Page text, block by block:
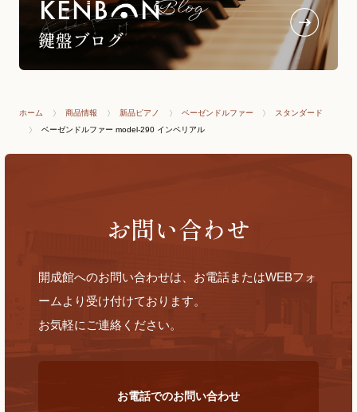
ホーム 商品情報 新品ピアノ ベーゼンドルファー
スタンダード
ベーゼンドルファー model-290 インペリアル
お問い合わせ
開成館へのお問い合わせは、お電話またはWEBフォ
ームより受け付けております。
お気軽にご連絡ください。
お電話でのお問い合わせ